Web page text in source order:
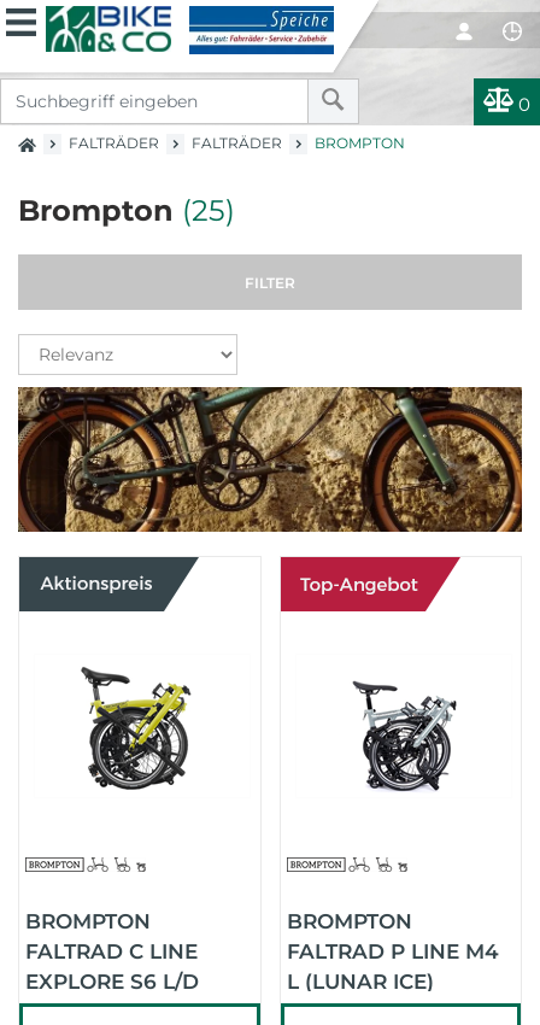
0
FALTRÄDER FALTRÄDER BROMPTON
Brompton (25)
FILTER
BROMPTON
FALTRAD C LINE
EXPLORE S6 L/D
(YUZU LIME)
BROMPTON
FALTRAD P LINE M4
L (LUNAR ICE)